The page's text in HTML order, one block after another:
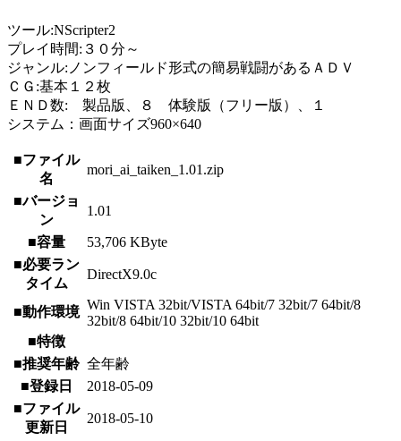
ツール:NScripter2
プレイ時間:３０分～
ジャンル:ノンフィールド形式の簡易戦闘があるＡＤＶ
ＣＧ:基本１２枚
ＥＮＤ数: 製品版、８ 体験版（フリー版）、１
システム：画面サイズ960×640
■ファイル
名
mori_ai_taiken_1.01.zip
■バージョ
ン
1.01
■容量
53,706 KByte
■必要ラン
タイム
DirectX9.0c
■動作環境 Win VISTA 32bit/VISTA 64bit/7 32bit/7 64bit/8
32bit/8 64bit/10 32bit/10 64bit
■特徴
■推奨年齢 全年齢
■登録日
2018-05-09
■ファイル
更新日
2018-05-10